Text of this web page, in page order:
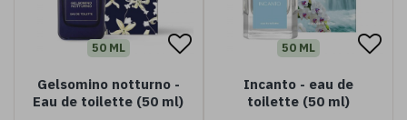
50 ML
Gelsomino notturno -
Eau de toilette (50 ml)
50 ML
Incanto - eau de
toilette (50 ml)